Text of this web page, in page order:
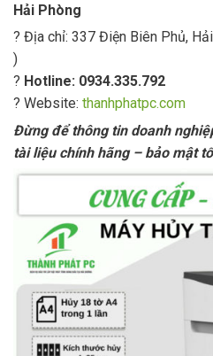
Hải Phòng
? Địa chỉ: 337 Điện Biên Phủ,
)
? Hotline: 0934.335.792
? Website: thanhphatpc.com
Đừng để thông tin doanh
tài liệu chính hãng – bảo mật